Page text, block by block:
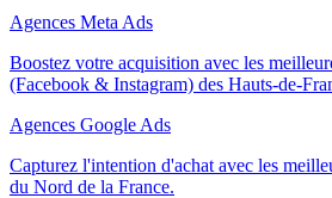
Agences Meta Ads
Boostez votre acquisition avec les
(Facebook & Instagram) des Hauts-de-
Agences Google Ads
Capturez l'intention d'achat avec les
du Nord de la France.